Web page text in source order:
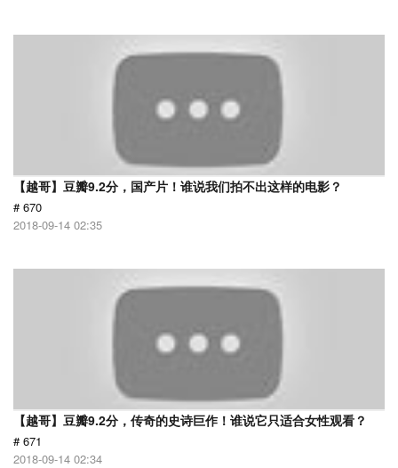
【越哥】豆瓣9.2分，国产片！谁说我们拍不出这样的电影？
# 670
2018-09-14 02:35
【越哥】豆瓣9.2分，传奇的史诗巨作！谁说它只适合女性观看？
# 671
2018-09-14 02:34